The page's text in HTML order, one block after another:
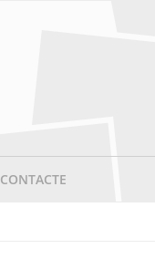
CONTACTE